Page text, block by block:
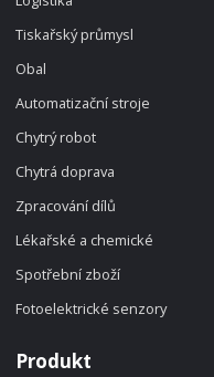
Tiskařský průmysl
Obal
Automatizační stroje
Chytrý robot
Chytrá doprava
Zpracování dílů
Lékařské a chemické
Spotřební zboží
Fotoelektrické senzory
Produkt